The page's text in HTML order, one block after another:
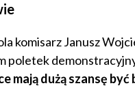
komisarz Janusz
poletek
mają dużą szansę